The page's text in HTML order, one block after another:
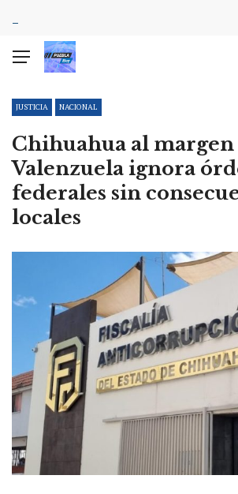
JUSTICIA NACIONAL
Chihuahua al margen
Valenzuela ignora
federales sin
locales